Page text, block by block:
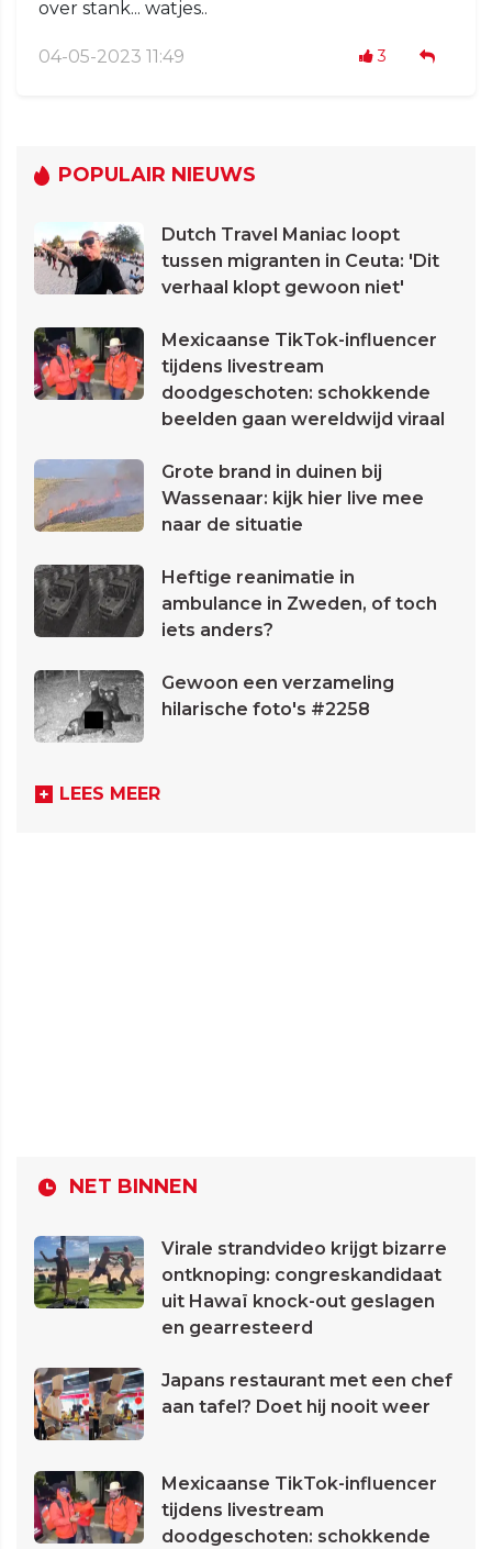
over stank... watjes..
04-05-2023 11:49 3
POPULAIR NIEUWS
Dutch Travel Maniac loopt
tussen migranten in Ceuta: 'Dit
verhaal klopt gewoon niet'
Mexicaanse TikTok-influencer
tijdens livestream
doodgeschoten: schokkende
beelden gaan wereldwijd viraal
Grote brand in duinen bij
Wassenaar: kijk hier live mee
naar de situatie
Heftige reanimatie in
ambulance in Zweden, of toch
iets anders?
Gewoon een verzameling
hilarische foto's #2258
LEES MEER
NET BINNEN
Virale strandvideo krijgt bizarre
ontknoping: congreskandidaat
uit Hawaï knock-out geslagen
en gearresteerd
Japans restaurant met een chef
aan tafel? Doet hij nooit weer
Mexicaanse TikTok-influencer
tijdens livestream
doodgeschoten: schokkende